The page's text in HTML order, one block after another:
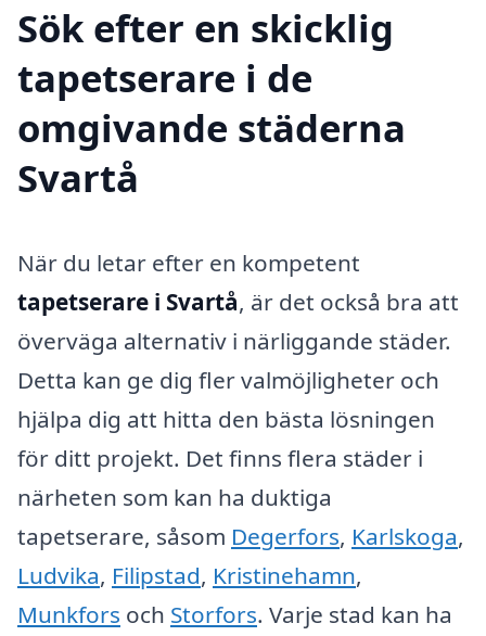
Sök efter en skicklig
tapetserare i de
omgivande städerna
Svartå
När du letar efter en kompetent
tapetserare i Svartå, är det också bra att
överväga alternativ i närliggande städer.
Detta kan ge dig fler valmöjligheter och
hjälpa dig att hitta den bästa lösningen
för ditt projekt. Det finns flera städer i
närheten som kan ha duktiga
tapetserare, såsom Degerfors, Karlskoga,
Ludvika, Filipstad, Kristinehamn,
Munkfors och Storfors. Varje stad kan ha